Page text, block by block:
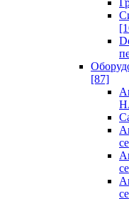
[87]